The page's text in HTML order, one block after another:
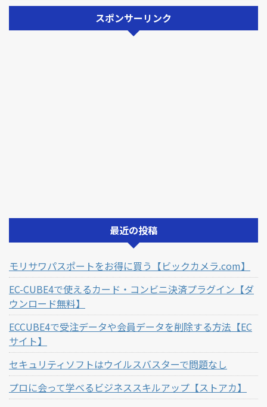
スポンサーリンク
最近の投稿
モリサワパスポートをお得に買う【ビックカメラ.com】
EC-CUBE4で使えるカード・コンビニ決済プラグイン【ダ
ウンロード無料】
ECCUBE4で受注データや会員データを削除する方法【EC
サイト】
セキュリティソフトはウイルスバスターで問題なし
プロに会って学べるビジネススキルアップ【ストアカ】